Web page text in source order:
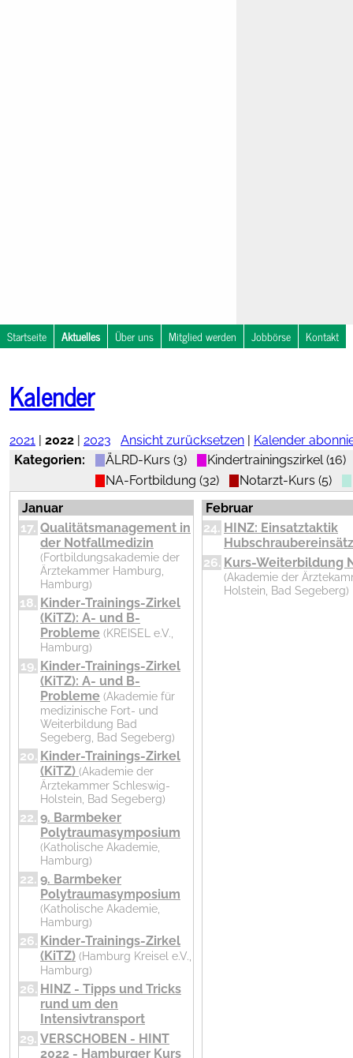
Startseite Aktuelles Über uns Mitglied werden Jobbörse Kontakt
Kalender
Notfallsymposium
in
Therapieempfehlungen
online
vollständig
als PDF
herunterladen
AGNN-
App
Termine
Inhalt...
Kalender
2021 2022 2023 Ansicht zurücksetzen
Kalender
Kategorien:
ÄLRD-Kurs (3)
Kindertrainingszirkel (16)
NA-Fortbildung (32)
Notarzt-Kurs (5)
Januar
17. Qualitätsmanagement in
der Notfallmedizin
(Fortbildungsakademie der
Ärztekammer Hamburg,
Hamburg)
18. Kinder-Trainings-Zirkel
(KiTZ): A- und B-
Probleme (KREISEL e.V.,
Hamburg)
19. Kinder-Trainings-Zirkel
(KiTZ): A- und B-
Probleme (Akademie für
medizinische Fort- und
Weiterbildung Bad
Segeberg, Bad Segeberg)
20. Kinder-Trainings-Zirkel
(KiTZ) (Akademie der
Ärztekammer Schleswig-
Holstein, Bad Segeberg)
22. 9. Barmbeker
Polytraumasymposium
(Katholische Akademie,
Hamburg)
22. 9. Barmbeker
Polytraumasymposium
(Katholische Akademie,
Hamburg)
26. Kinder-Trainings-Zirkel
(KiTZ) (Hamburg Kreisel e.V.,
Hamburg)
26. HINZ - Tipps und Tricks
rund um den
Intensivtransport
29. VERSCHOBEN - HINT
2022 - Hamburger Kurs
Februar
24. HINZ: Einsatztaktik
26. Kurs-Weiterbildung
(Akademie der
Holstein, Bad Segeberg)